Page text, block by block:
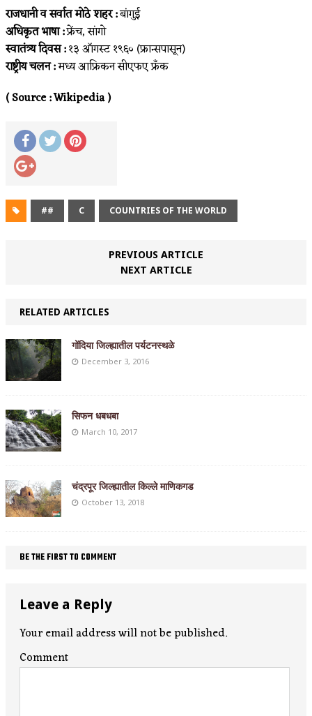
राजधानी व सर्वात मोठे शहर :बांगुई
अधिकृत भाषा :फ्रेंच, सांगो
स्वातंत्र्य दिवस :१३ ऑगस्ट १९६० (फ्रान्सपासून)
राष्ट्रीय चलन :मध्य आफ्रिकन सीएफए फ्रँक
( Source : Wikipedia )
## C COUNTRIES OF THE WORLD
PREVIOUS ARTICLE
NEXT ARTICLE
RELATED ARTICLES
गोंदिया जिल्ह्यातील पर्यटनस्थळे
December 3, 2016
सिफन धबधबा
March 10, 2017
चंद्रपूर जिल्ह्यातील किल्ले माणिकगड
October 13, 2018
BE THE FIRST TO COMMENT
Leave a Reply
Your email address will not be published.
Comment